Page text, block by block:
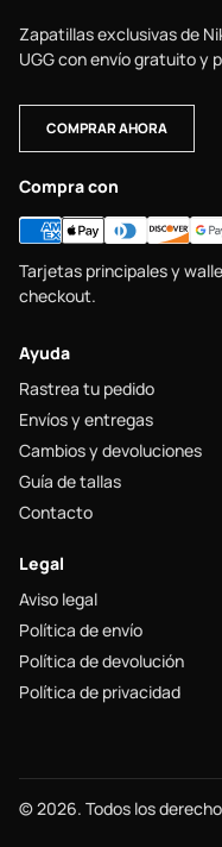
Zapatillas exclusivas de
UGG con envío gratuito y
COMPRAR AHORA
Compra con
Tarjetas principales y
checkout.
Ayuda
Rastrea tu pedido
Envíos y entregas
Cambios y devoluciones
Guía de tallas
Contacto
Legal
Aviso legal
Política de envío
Política de devolución
Política de privacidad
© 2026. Todos los